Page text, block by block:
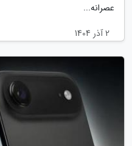
عصرانه...
2 آذر 1404